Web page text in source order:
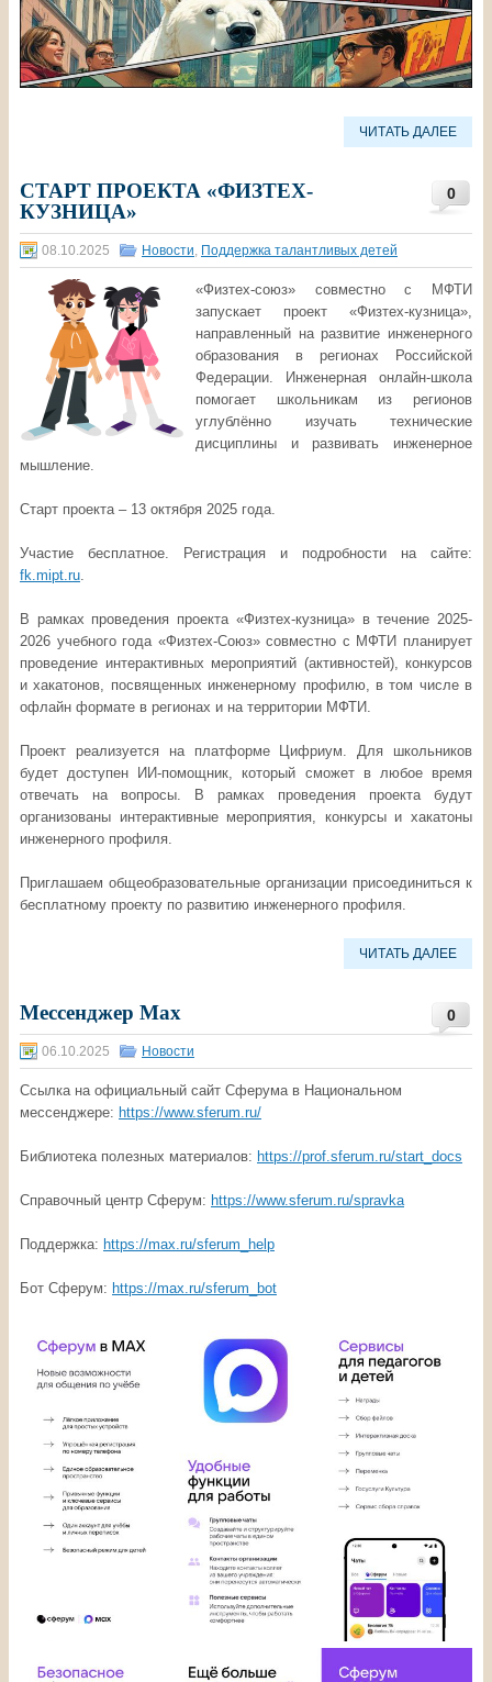
ЧИТАТЬ ДАЛЕЕ
0
СТАРТ ПРОЕКТА «ФИЗТЕХ-
КУЗНИЦА»
08.10.2025 Новости, Поддержка талантливых детей
«Физтех-союз» совместно с МФТИ
запускает проект «Физтех-кузница»,
направленный на развитие инженерного
образования в регионах Российской
Федерации. Инженерная онлайн-школа
помогает школьникам из регионов
углублённо изучать технические
дисциплины и развивать инженерное
мышление.
Старт проекта – 13 октября 2025 года.
Участие бесплатное. Регистрация и подробности на сайте:
fk.mipt.ru.
В рамках проведения проекта «Физтех-кузница» в течение 2025-
2026 учебного года «Физтех-Союз» совместно с МФТИ планирует
проведение интерактивных мероприятий (активностей), конкурсов
и хакатонов, посвященных инженерному профилю, в том числе в
офлайн формате в регионах и на территории МФТИ.
Проект реализуется на платформе Цифриум. Для школьников
будет доступен ИИ-помощник, который сможет в любое время
отвечать на вопросы. В рамках проведения проекта будут
организованы интерактивные мероприятия, конкурсы и хакатоны
инженерного профиля.
Приглашаем общеобразовательные организации присоединиться к
бесплатному проекту по развитию инженерного профиля.
ЧИТАТЬ ДАЛЕЕ
0
Мессенджер Мах
06.10.2025 Новости
Ссылка на официальный сайт Сферума в Национальном
мессенджере: https://www.sferum.ru/
Библиотека полезных материалов: https://prof.sferum.ru/start_docs
Справочный центр Сферум: https://www.sferum.ru/spravka
Поддержка: https://max.ru/sferum help
Бот Сферум: https://max.ru/sferum_bot